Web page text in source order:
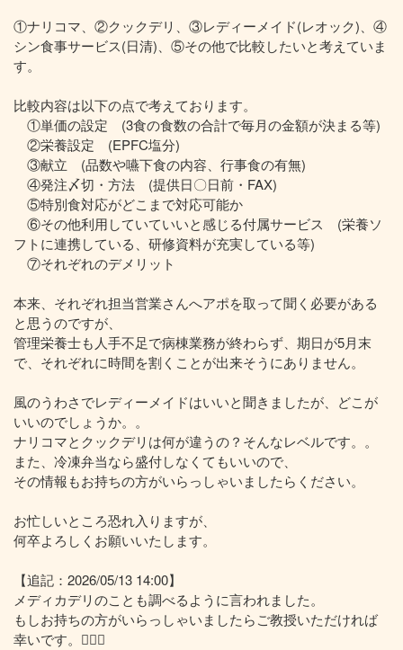
①ナリコマ、②クックデリ、③レディーメイド(レオック)、④
シン食事サービス(日清)、⑤その他で比較したいと考えていま
す。
比較内容は以下の点で考えております。
①単価の設定 (3食の食数の合計で毎月の金額が決まる等)
②栄養設定 (EPFC塩分)
③献立 (品数や嚥下食の内容、行事食の有無)
④発注〆切・方法 (提供日〇日前・FAX)
⑤特別食対応がどこまで対応可能か
⑥その他利用していていいと感じる付属サービス (栄養ソ
フトに連携している、研修資料が充実している等)
⑦それぞれのデメリット
本来、それぞれ担当営業さんへアポを取って聞く必要がある
と思うのですが、
管理栄養士も人手不足で病棟業務が終わらず、期日が5月末
で、それぞれに時間を割くことが出来そうにありません。
風のうわさでレディーメイドはいいと聞きましたが、どこが
いいのでしょうか。。
ナリコマとクックデリは何が違うの？そんなレベルです。。
また、冷凍弁当なら盛付しなくてもいいので、
その情報もお持ちの方がいらっしゃいましたらください。
お忙しいところ恐れ入りますが、
何卒よろしくお願いいたします。
【追記：2026/05/13 14:00】
メディカデリのことも調べるように言われました。
もしお持ちの方がいらっしゃいましたらご教授いただければ
幸いです。🙇🏻‍♀️